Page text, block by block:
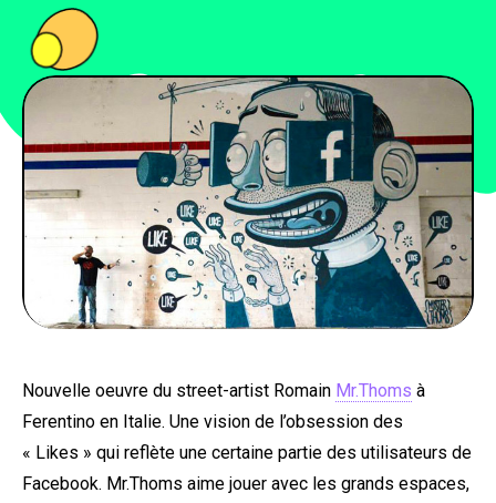
FOOD
BONS PLANS
SOUTENEZ KULTT
Nouvelle oeuvre du street-artist Romain Mr.Thoms à
Ferentino en Italie. Une vision de l’obsession des
« Likes » qui reflète une certaine partie des utilisateurs de
Facebook. Mr.Thoms aime jouer avec les grands espaces,